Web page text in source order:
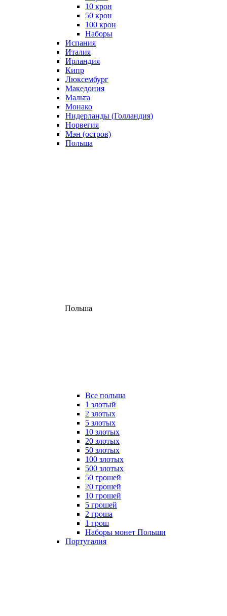
10 крон
50 крон
100 крон
Наборы
Испания
Италия
Ирландия
Кипр
Люксембург
Македония
Мальта
Монако
Нидерланды (Голландия)
Норвегия
Мэн (остров)
Польша
Польша
Все польша
1 злотый
2 злотых
5 злотых
10 злотых
20 злотых
50 злотых
100 злотых
500 злотых
50 грошей
20 грошей
10 грошей
5 грошей
2 гроша
1 грош
Наборы монет Польши
Португалия